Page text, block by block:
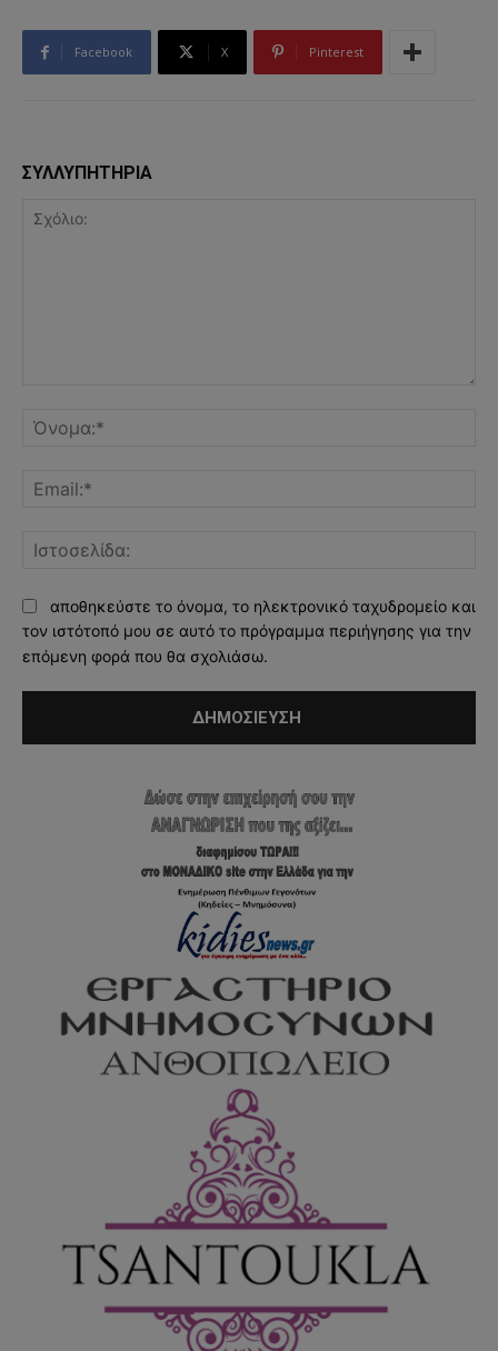
Facebook X Pinterest
ΣΥΛΛΥΠΗΤΗΡΙΑ
αποθηκεύστε το όνομα, το ηλεκτρονικό ταχυδρομείο και
τον ιστότοπό μου σε αυτό το πρόγραμμα περιήγησης για την
επόμενη φορά που θα σχολιάσω.